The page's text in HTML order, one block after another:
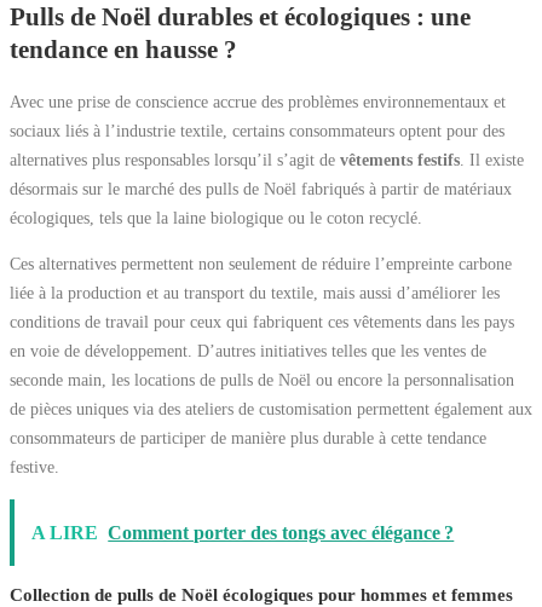
Pulls de Noël durables et écologiques : une
tendance en hausse ?
Avec une prise de conscience accrue des problèmes environnementaux et
sociaux liés à l’industrie textile, certains consommateurs optent pour des
alternatives plus responsables lorsqu’il s’agit de vêtements festifs . Il existe
désormais sur le marché des pulls de Noël fabriqués à partir de matériaux
écologiques, tels que la laine biologique ou le coton recyclé.
Ces alternatives permettent non seulement de réduire l’empreinte carbone
liée à la production et au transport du textile, mais aussi d’améliorer les
conditions de travail pour ceux qui fabriquent ces vêtements dans les pays
en voie de développement. D’autres initiatives telles que les ventes de
seconde main, les locations de pulls de Noël ou encore la personnalisation
de pièces uniques via des ateliers de customisation permettent également aux
consommateurs de participer de manière plus durable à cette tendance
festive.
A LIRE Comment porter des tongs avec élégance ?
Collection de pulls de Noël écologiques pour hommes et femmes